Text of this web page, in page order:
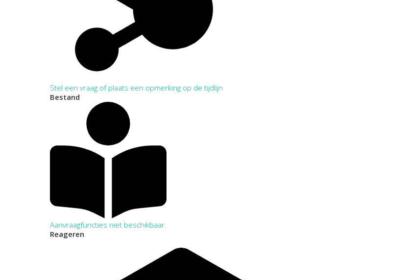
Stel een vraag of plaats een opmerking op de tijdlijn
Bestand
Aanvraagfuncties niet beschikbaar.
Reageren